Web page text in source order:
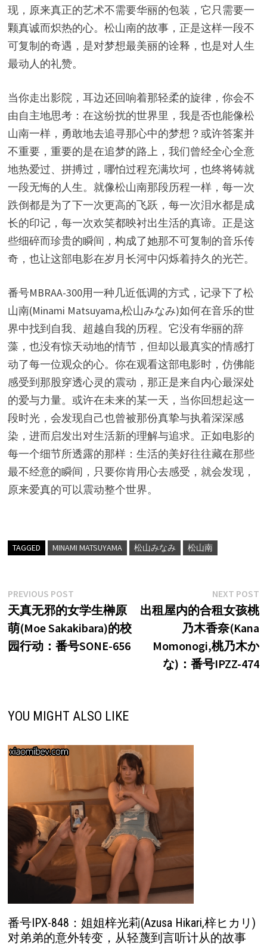
现，原来真正的艺术不需要华丽的包装，它只需要一
颗真诚而炽热的心。松山南的故事，正是这样一段不
可复制的奇遇，是对梦想最美丽的诠释，也是对人生
最动人的礼赞。
当你走出影院，耳边还回响着那轻柔的旋律，你会不
由自主地思考：在这纷扰的世界里，我是否也能像松
山南一样，勇敢地去追寻那心中的梦想？或许答案并
不重要，重要的是在追梦的路上，我们曾经全心全意
地热爱过、拼搏过，哪怕过程充满坎坷，也终将铸就
一段无悔的人生。就像松山南那段历程一样，每一次
跌倒都是为了下一次更高的飞跃，每一次泪水都是成
长的印记，每一次欢笑都映衬出生活的真谛。正是这
些细碎而珍贵的瞬间，构成了她那不可复制的音乐传
奇，也让这部电影在岁月长河中闪烁着持久的光芒。
番号MBRAA-300用一种几近低调的方式，记录下了松
山南(Minami Matsuyama,松山みなみ)如何在音乐的世
界中找到自我、超越自我的历程。它没有华丽的辞
藻，也没有惊天动地的情节，但却以最真实的情感打
动了每一位观众的心。你在观看这部电影时，仿佛能
感受到那股穿透心灵的震动，那正是来自内心最深处
的爱与力量。或许在未来的某一天，当你回想起这一
段时光，会发现自己也曾被那份真挚与执着深深感
染，进而启发出对生活新的理解与追求。正如电影的
每一个细节所透露的那样：生活的美好往往藏在那些
最不经意的瞬间，只要你肯用心去感受，就会发现，
原来爱真的可以震动整个世界。
TAGGED MINAMI MATSUYAMA 松山みなみ 松山南
文
章
导
PREVIOUS POSTPrevious
post:
天真无邪的女学生榊原
萌(Moe Sakakibara)的校
园行动：番号SONE-656
NEXT POST
出租屋内的合租女孩桃
乃木香奈(Kana
Momonogi,桃乃木か
な)：番号IPZZ-474
YOU MIGHT ALSO LIKE
番号IPX-848：姐姐梓光莉(Azusa Hikari,梓ヒカリ)
对弟弟的意外转变，从轻蔑到言听计从的故事